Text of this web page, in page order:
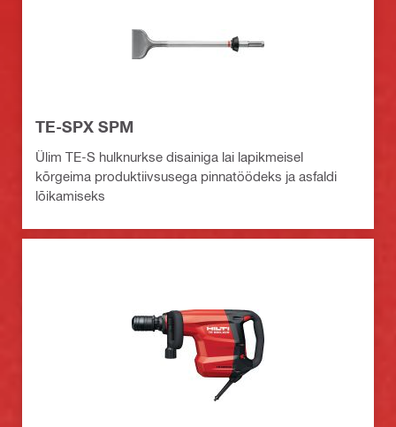
TE-SPX SPM
Ülim TE-S hulknurkse disainiga lai lapikmeisel
kõrgeima produktiivsusega pinnatöödeks ja asfaldi
lõikamiseks